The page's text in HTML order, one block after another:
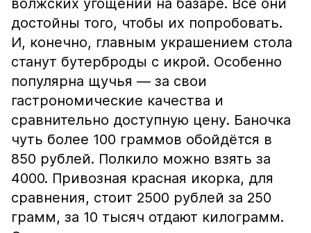
волжских угощений на базаре. Все они
достойны того, чтобы их попробовать.
И, конечно, главным украшением стола
станут бутерброды с икрой. Особенно
популярна щучья — за свои
гастрономические качества и
сравнительно доступную цену. Баночка
чуть более 100 граммов обойдётся в
850 рублей. Полкило можно взять за
4000. Привозная красная икорка, для
сравнения, стоит 2500 рублей за 250
грамм, за 10 тысяч отдают килограмм.